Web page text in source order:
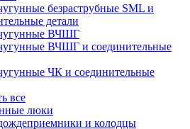
безраструбные SML и
детали
ВЧШГ
ВЧШГ и соединительные
ЧК и соединительные
все
люки
и колодцы